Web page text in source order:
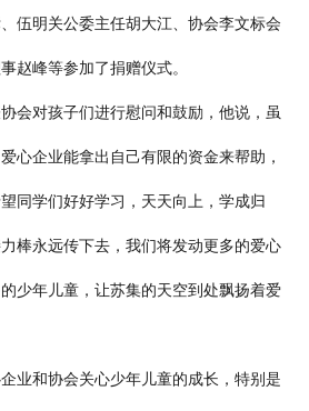
、 伍明关公委主任胡大江、协会李文标会
赵峰等参加了捐赠仪式。
会对孩子们进行慰问和鼓励 ，他说，虽
心企业能拿出自己有限的资金来帮助，
同学们好好学习，天天向上，学成归
棒永远传下去，我们将发动更多的爱心
少年儿童，让苏集的天空到处飘扬着爱
业和协会关心少年儿童的成长，特别是